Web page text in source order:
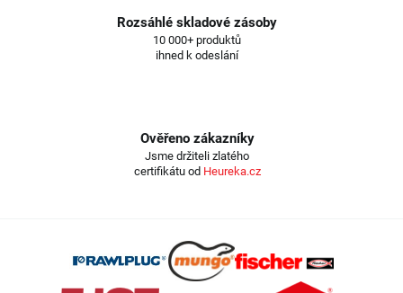
Rozsáhlé skladové zásoby
10 000+ produktů
ihned k odeslání
Ověřeno zákazníky
Jsme držiteli zlatého
certifikátu od Heureka.cz